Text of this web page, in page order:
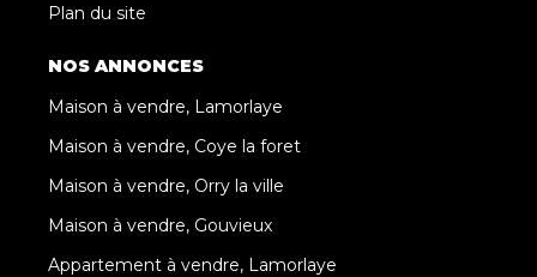
Plan du site
NOS ANNONCES
Maison à vendre, Lamorlaye
Maison à vendre, Coye la foret
Maison à vendre, Orry la ville
Maison à vendre, Gouvieux
Appartement à vendre, Lamorlaye